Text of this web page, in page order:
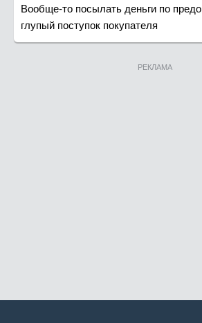
Вообще-то посылать деньги по
глупый поступок покупателя
РЕКЛАМА